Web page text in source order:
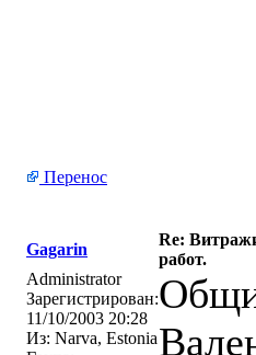
Перенос
Gagarin
Re:
работ.
Administrator
Зарегистрирован:
11/10/2003 20:28
Из: Narva, Estonia